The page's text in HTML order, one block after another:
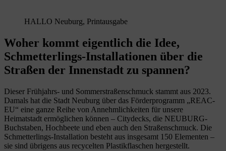
HALLO Neuburg, Printausgabe
Woher kommt eigentlich die Idee,
Schmetterlings-Installationen über die
Straßen der Innenstadt zu spannen?
Dieser Frühjahrs- und Sommerstraßenschmuck stammt aus 2023.
Damals hat die Stadt Neuburg über das Förderprogramm „REAC-
EU“ eine ganze Reihe von Annehmlichkeiten für unsere
Heimatstadt ermöglichen können – Citydecks, die NEUBURG-
Buchstaben, Hochbeete und eben auch den Straßenschmuck. Die
Schmetterlings-Installation besteht aus insgesamt 150 Elementen –
sie sind übrigens aus recycelten Plastikflaschen hergestellt.